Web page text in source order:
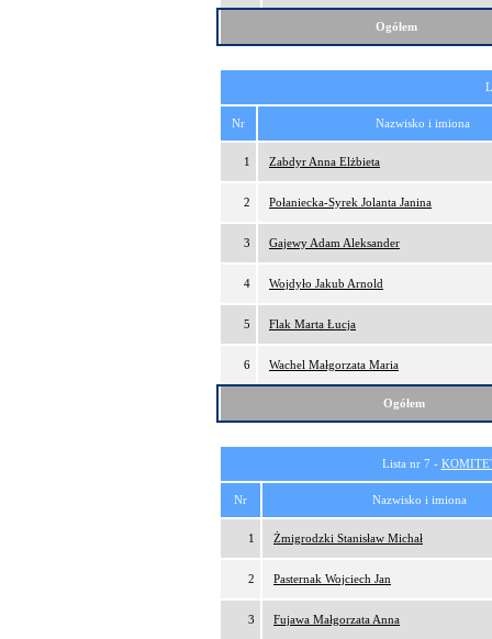
Ogółem
Nr Nazwisko i imiona
1 Zabdyr Anna Elżbieta
2 Połaniecka-Syrek Jolanta Janina
3 Gajewy Adam Aleksander
4 Wojdyło Jakub Arnold
5 Flak Marta Łucja
6 Wachel Małgorzata Maria
Ogółem
Lista nr 7 -
Nr Nazwisko i imiona
1 Żmigrodzki Stanisław Michał
2 Pasternak Wojciech Jan
3 Fujawa Małgorzata Anna